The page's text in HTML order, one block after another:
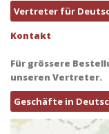
Vertreter für
Kontakt
Für grössere
unseren Vertreter.
Geschäfte in